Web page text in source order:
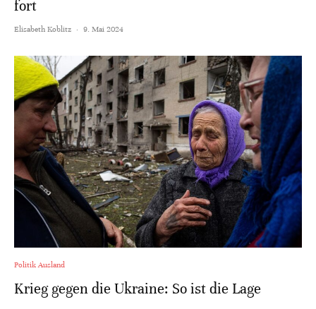
fort
Elisabeth Koblitz · 9. Mai 2024
Politik Ausland
Krieg gegen die Ukraine: So ist die Lage